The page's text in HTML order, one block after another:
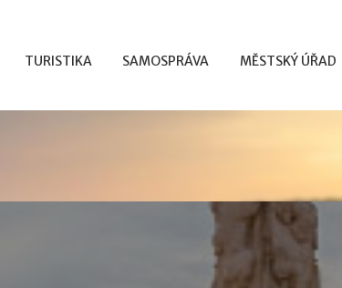
TURISTIKA SAMOSPRÁVA MĚSTSKÝ ÚŘAD